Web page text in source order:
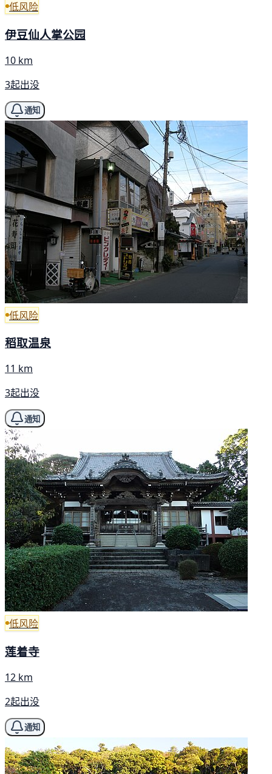
低风险
伊豆仙人掌公园
10 km
3起出没
通知
低风险
稻取温泉
11 km
3起出没
通知
低风险
莲着寺
12 km
2起出没
通知